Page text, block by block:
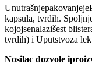
kapsula, tvrdih.
kojojsenalazišest
tvrdih) i Uputstvoza
Nosilac dozvole